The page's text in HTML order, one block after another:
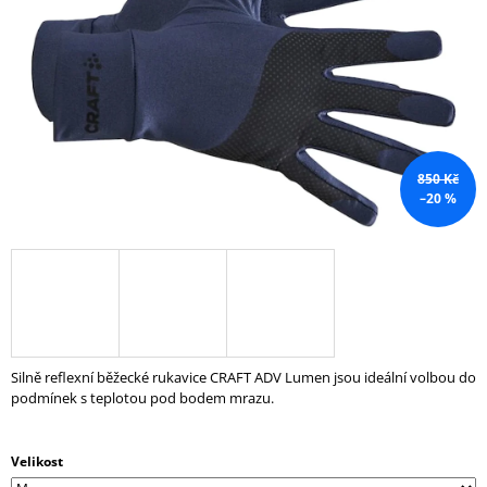
850 Kč
–20 %
Silně reflexní běžecké rukavice CRAFT ADV Lumen jsou ideální volbou do
podmínek s teplotou pod bodem mrazu.
Velikost
A
T
HLEDAT
O
P
O
Č